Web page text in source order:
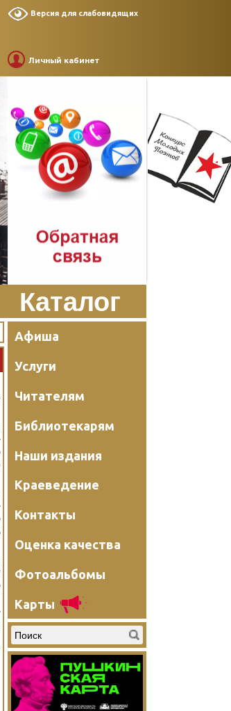
Версия для слабовидящих
Личный кабинет
Каталог
Афиша
Услуги
Читателям
Библиотекарям
Наши издания
Краеведение
Контакты
Оценка качества
Фотоальбомы
Карты